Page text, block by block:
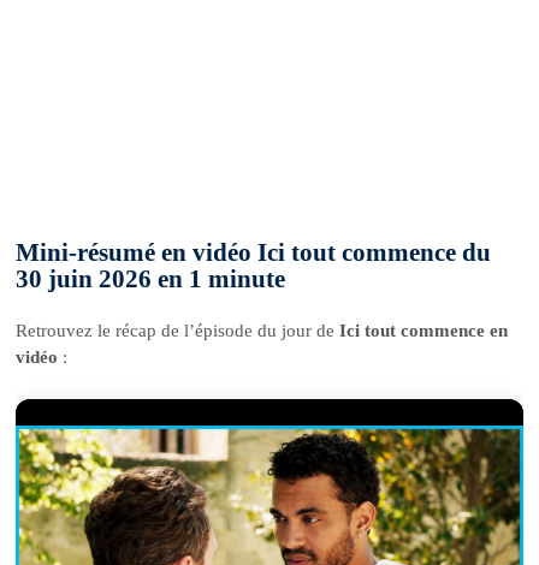
Mini-résumé en vidéo Ici tout commence du
30 juin 2026 en 1 minute
Retrouvez le récap de l’épisode du jour deIci tout commence en
vidéo :